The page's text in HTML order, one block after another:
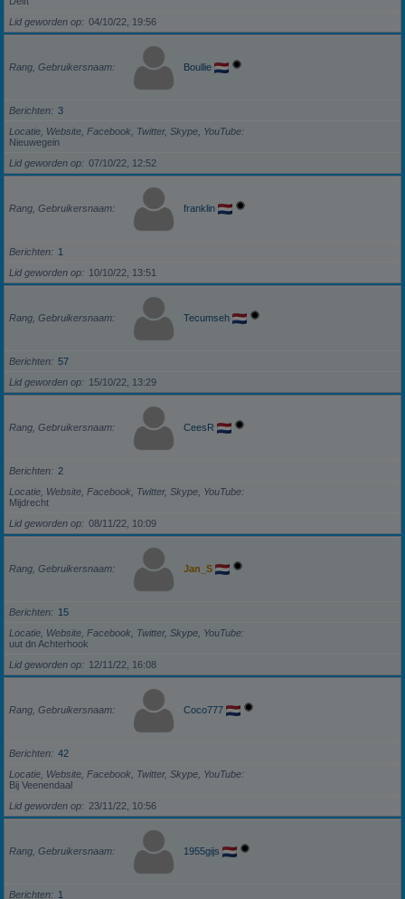
Lid geworden op
04/10/22, 19:56
Rang, Gebruikersnaam Boullie
Berichten
3
Locatie, Website, Facebook, Twitter, Skype, YouTube
Nieuwegein
Lid geworden op
07/10/22, 12:52
Rang, Gebruikersnaam franklin
Berichten
1
Lid geworden op
10/10/22, 13:51
Rang, Gebruikersnaam Tecumseh
Berichten
57
Lid geworden op
15/10/22, 13:29
Rang, Gebruikersnaam CeesR
Berichten
2
Locatie, Website, Facebook, Twitter, Skype, YouTube
Mijdrecht
Lid geworden op
08/11/22, 10:09
Rang, Gebruikersnaam Jan_S
Berichten
15
Locatie, Website, Facebook, Twitter, Skype, YouTube
uut dn Achterhook
Lid geworden op
12/11/22, 16:08
Rang, Gebruikersnaam Coco777
Berichten
42
Locatie, Website, Facebook, Twitter, Skype, YouTube
Bij Veenendaal
Lid geworden op
23/11/22, 10:56
Rang, Gebruikersnaam 1955gijs
Berichten 1